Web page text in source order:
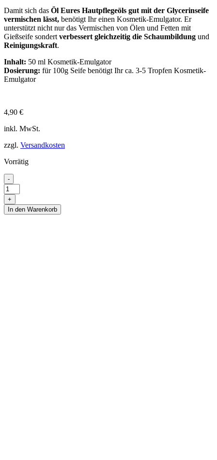
Damit sich das Öl Eures Hautpflegeöls gut mit der Glycerinseife
vermischen lässt, benötigt Ihr einen Kosmetik-Emulgator. Er
unterstützt nicht nur das Vermischen von Ölen und Fetten mit
Gießseife sondert verbessert gleichzeitig die Schaumbildung und
Reinigungskraft.
Inhalt: 50 ml Kosmetik-Emulgator
Dosierung: für 100g Seife benötigt Ihr ca. 3-5 Tropfen Kosmetik-
Emulgator
4,90 €
inkl. MwSt.
zzgl. Versandkosten
Vorrätig
Kosmetik-
Emulgator
Menge
-
+
In den Warenkorb